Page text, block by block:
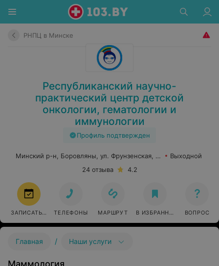
РНПЦ в Минске
Республиканский научно-
практический центр детской
онкологии, гематологии и
иммунологии
Профиль подтвержден
Минский р-н, Боровляны, ул. Фрунзенская, 43
Выходной
24 отзыва
4.2
ЗАПИСАТЬСЯ ТЕЛЕФОНЫ МАРШРУТ В ИЗБРАННОЕ ВОПРОС
Главная / Наши услуги
Маммология